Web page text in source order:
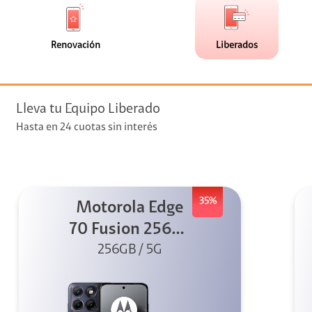
+ Telefonía
streaming
de
faceta
Renovación
(0)
faceta
Liberados
Lleva tu Equipo Liberado
Hasta en 24 cuotas sin interés
35%
Motorola Edge
70 Fusion 256GB
Azul
256GB / 5G